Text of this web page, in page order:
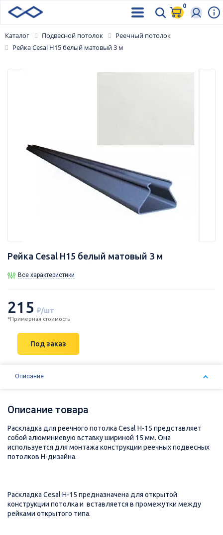
0
Каталог Подвесной потолок
Реечный потолок
Рейка Cesal Н15 белый матовый 3 м
Рейка Cesal Н15 белый матовый 3 м
Все характеристики
215 ₽/шт
*Примерная стоимость
Под заказ
Описание
Описание товара
Раскладка для реечного потолка Cesal H-15 представляет
собой алюминиевую вставку шириной 15 мм. Она
используется для монтажа конструкции реечных подвесных
потолков H-дизайна.
Раскладка Cesal H-15 предназначена для открытой
конструкции потолка и вставляется в промежутки между
рейками открытого типа.